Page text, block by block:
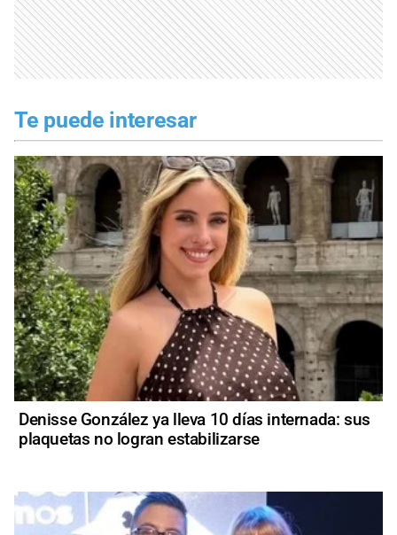
Te puede interesar
Denisse González ya lleva 10 días internada: sus
plaquetas no logran estabilizarse